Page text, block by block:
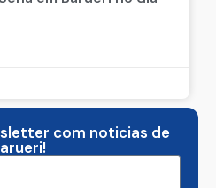
com noticias de